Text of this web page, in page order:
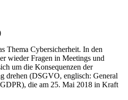
Thema Cybersicherheit. In den
wieder Fragen in Meetings und
um die Konsequenzen der
drehen (DSGVO, englisch: General
die am 25. Mai 2018 in Kraft